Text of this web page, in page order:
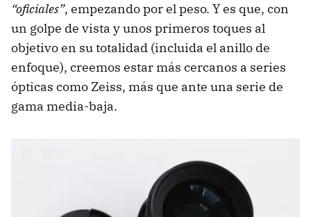
“oficiales”, empezando por el peso. Y es que, con
un golpe de vista y unos primeros toques al
objetivo en su totalidad (incluida el anillo de
enfoque), creemos estar más cercanos a series
ópticas como Zeiss, más que ante una serie de
gama media-baja.